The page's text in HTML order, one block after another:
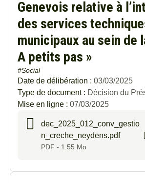
Genevois relative à
des services
municipaux au sein de
A petits pas »
#Social
Date de délibération : 03/03/2025
Type de document : Décision du
Mise en ligne : 07/03/2025
dec_2025_012_conv_gestio
n_creche_neydens.pdf
PDF - 1.55 Mo